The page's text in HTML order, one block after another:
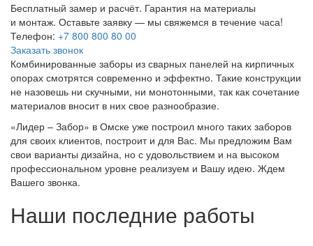
Бесплатный замер и расчёт. Гарантия на материалы
и монтаж. Оставьте заявку — мы свяжемся в течение часа!
Телефон: +7 800 800 80 00
Заказать звонок
Комбинированные заборы из сварных панелей на кирпичных
опорах смотрятся современно и эффектно. Такие конструкции
не назовешь ни скучными, ни монотонными, так как сочетание
материалов вносит в них свое разнообразие.
«Лидер – Забор» в Омске уже построил много таких заборов
для своих клиентов, построит и для Вас. Мы предложим Вам
свои варианты дизайна, но с удовольствием и на высоком
профессиональном уровне реализуем и Вашу идею. Ждем
Вашего звонка.
Наши последние работы